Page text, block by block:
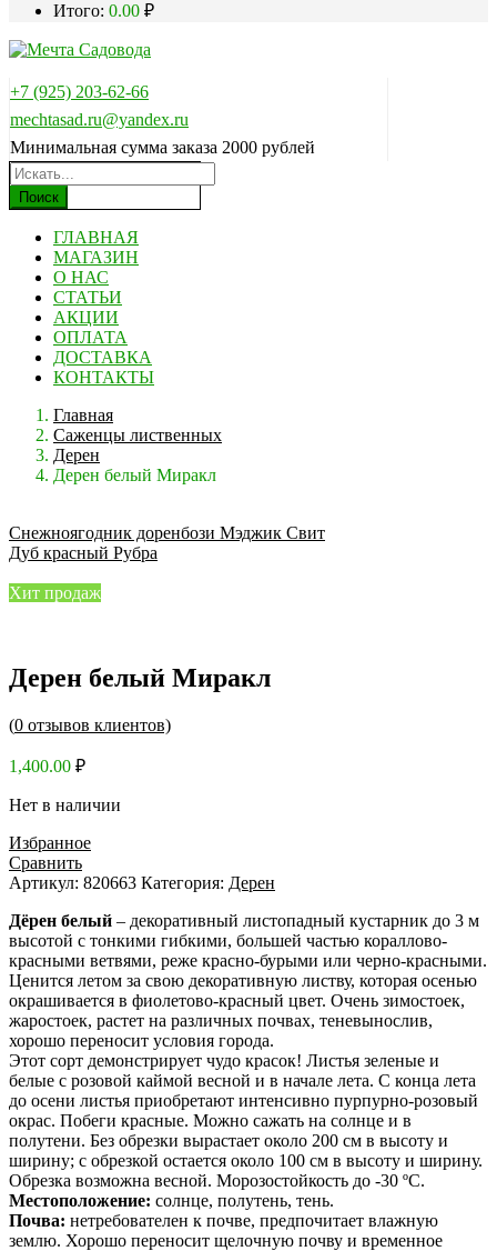
Итого: 0.00 ₽
+7 (925) 203-62-66
mechtasad.ru@yandex.ru
Минимальная сумма заказа 2000 рублей
Поиск
ГЛАВНАЯ
МАГАЗИН
О НАС
СТАТЬИ
АКЦИИ
ОПЛАТА
ДОСТАВКА
КОНТАКТЫ
Главная
Саженцы лиственных
Дерен
Дерен белый Миракл
Снежноягодник доренбози Мэджик Свит
Дуб красный Рубра
Хит продаж
Дерен белый Миракл
(0 отзывов клиентов)
1,400.00 ₽
Нет в наличии
Избранное
Сравнить
Артикул: 820663 Категория: Дерен
Дёрен белый – декоративный листопадный кустарник до 3 м
высотой с тонкими гибкими, большей частью кораллово-
красными ветвями, реже красно-бурыми или черно-красными.
Ценится летом за свою декоративную листву, которая осенью
окрашивается в фиолетово-красный цвет. Очень зимостоек,
жаростоек, растет на различных почвах, теневынослив,
хорошо переносит условия города.
Этот сорт демонстрирует чудо красок! Листья зеленые и
белые с розовой каймой весной и в начале лета. С конца лета
до осени листья приобретают интенсивно пурпурно-розовый
окрас. Побеги красные. Можно сажать на солнце и в
полутени. Без обрезки вырастает около 200 см в высоту и
ширину; с обрезкой остается около 100 см в высоту и ширину.
Обрезка возможна весной. Морозостойкость до -30 ºC.
Местоположение: солнце, полутень, тень.
Почва: нетребователен к почве, предпочитает влажную
землю. Хорошо переносит щелочную почву и временное